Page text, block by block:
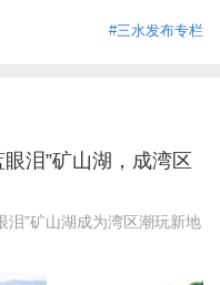
#三水发布专栏
泪”矿山湖，成湾区
泪”矿山湖成为湾区潮玩新地